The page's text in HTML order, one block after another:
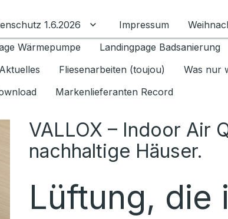
für Ratgeber umschalten
1.6.2026 Untermenü für Datenschutz
Impressum
Wärmepumpe Landingpage Badsanierung
Aktuelles Fliesenarbeiten (toujou) Was nur
Markenlieferanten Record
VALLOX – Indoor Air
nachhaltige Häuser.
Lüftung, die